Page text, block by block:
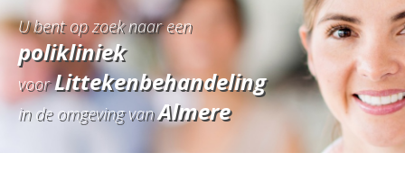
U bent op zoek naar een
polikliniek
voorLittekenbehandeling
in de omgeving vanAlmere